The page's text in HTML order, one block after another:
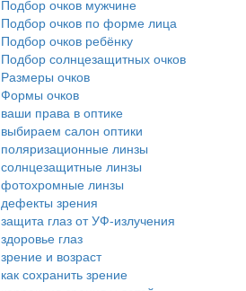
Подбор очков мужчине
Подбор очков по форме лица
Подбор очков ребёнку
Подбор солнцезащитных очков
Размеры очков
Формы очков
ваши права в оптике
выбираем салон оптики
поляризационные линзы
солнцезащитные линзы
фотохромные линзы
дефекты зрения
защита глаз от УФ-излучения
здоровье глаз
зрение и возраст
как сохранить зрение